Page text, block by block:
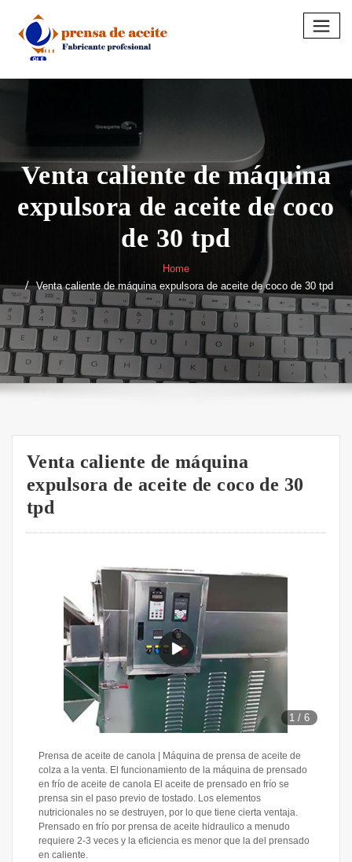
content
Venta caliente de máquina
expulsora de aceite de coco
de 30 tpd
Home
Venta caliente de máquina expulsora de aceite de coco de 30 tpd
Venta caliente de máquina
expulsora de aceite de coco de 30
tpd
1 /6
Prensa de aceite de canola | Máquina de prensa de aceite de
colza a la venta. El funcionamiento de la máquina de prensado
en frío de aceite de canola El aceite de prensado en frío se
prensa sin el paso previo de tostado. Los elementos
nutricionales no se destruyen, por lo que tiene cierta ventaja.
Prensado en frío por prensa de aceite hidraulico a menudo
requiere 2-3 veces y la eficiencia es menor que la del prensado
en caliente.